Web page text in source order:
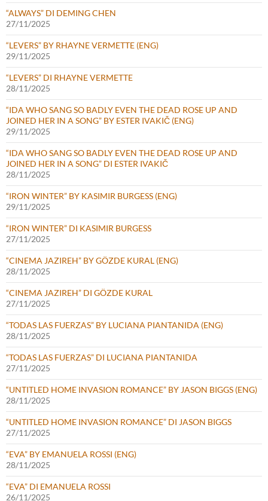
“ALWAYS” DI DEMING CHEN
27/11/2025
“LEVERS” BY RHAYNE VERMETTE (ENG)
29/11/2025
“LEVERS” DI RHAYNE VERMETTE
28/11/2025
“IDA WHO SANG SO BADLY EVEN THE DEAD ROSE UP AND
JOINED HER IN A SONG” BY ESTER IVAKIČ (ENG)
29/11/2025
“IDA WHO SANG SO BADLY EVEN THE DEAD ROSE UP AND
JOINED HER IN A SONG” DI ESTER IVAKIČ
28/11/2025
“IRON WINTER” BY KASIMIR BURGESS (ENG)
29/11/2025
“IRON WINTER” DI KASIMIR BURGESS
27/11/2025
“CINEMA JAZIREH” BY GÖZDE KURAL (ENG)
28/11/2025
“CINEMA JAZIREH” DI GÖZDE KURAL
27/11/2025
“TODAS LAS FUERZAS” BY LUCIANA PIANTANIDA (ENG)
28/11/2025
“TODAS LAS FUERZAS” DI LUCIANA PIANTANIDA
27/11/2025
“UNTITLED HOME INVASION ROMANCE” BY JASON BIGGS (ENG)
28/11/2025
“UNTITLED HOME INVASION ROMANCE” DI JASON BIGGS
27/11/2025
“EVA” BY EMANUELA ROSSI (ENG)
28/11/2025
“EVA” DI EMANUELA ROSSI
26/11/2025